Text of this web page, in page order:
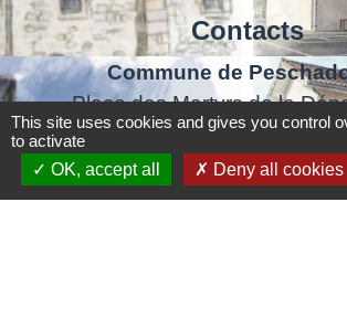
Contacts
Commune de
Place des Martyrs de la
63920 Peschadoires -
+33 4 73 80 10 32
This site uses cookies and gives you control
to activate
OK, accept all
Deny all cookies